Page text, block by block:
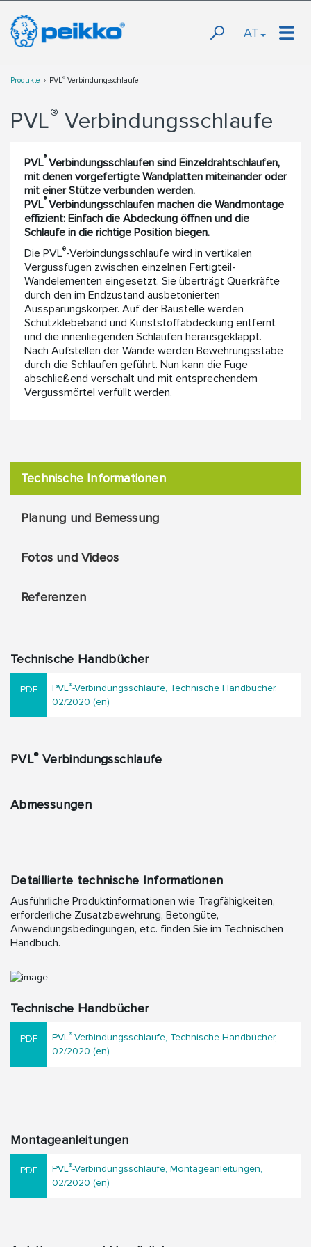
AT
Produkte PVL® Verbindungsschlaufe
PVL® Verbindungsschlaufe
PVL® Verbindungsschlaufen sind Einzeldrahtschlaufen,
mit denen vorgefertigte Wandplatten miteinander oder
mit einer Stütze verbunden werden.
PVL® Verbindungsschlaufen machen die Wandmontage
effizient: Einfach die Abdeckung öffnen und die
Schlaufe in die richtige Position biegen.
Die PVL®-Verbindungsschlaufe wird in vertikalen
Vergussfugen zwischen einzelnen Fertigteil-
Wandelementen eingesetzt. Sie überträgt Querkräfte
durch den im Endzustand ausbetonierten
Aussparungskörper. Auf der Baustelle werden
Schutzklebeband und Kunststoffabdeckung entfernt
und die innenliegenden Schlaufen herausgeklappt.
Nach Aufstellen der Wände werden Bewehrungsstäbe
durch die Schlaufen geführt. Nun kann die Fuge
abschließend verschalt und mit entsprechendem
Vergussmörtel verfüllt werden.
Technische Informationen
Planung und Bemessung
Fotos und Videos
Referenzen
Technische Handbücher
PVL®-Verbindungsschlaufe, Technische Handbücher,
02/2020 (en)
PVL®Verbindungsschlaufe
Abmessungen
Detaillierte technische Informationen
Ausführliche Produktinformationen wie Tragfähigkeiten,
erforderliche Zusatzbewehrung, Betongüte,
Anwendungsbedingungen, etc. finden Sie im Technischen
Handbuch.
Technische Handbücher
PVL®-Verbindungsschlaufe, Technische Handbücher,
02/2020 (en)
Montageanleitungen
PVL®-Verbindungsschlaufe, Montageanleitungen,
02/2020 (en)